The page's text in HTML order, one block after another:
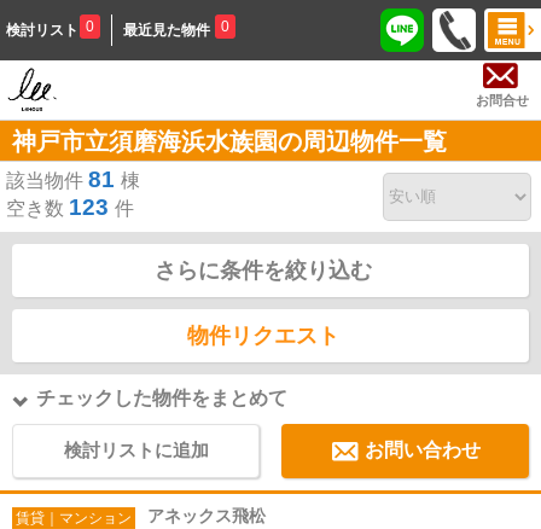
検討リスト 0 最近見た物件 0
お問合せ
神戸市立須磨海浜水族園の周辺物件一覧
該当物件 81 棟
空き数 123 件
さらに条件を絞り込む
物件リクエスト
チェックした物件をまとめて
検討リストに追加 お問い合わせ
賃貸｜マンション アネックス飛松